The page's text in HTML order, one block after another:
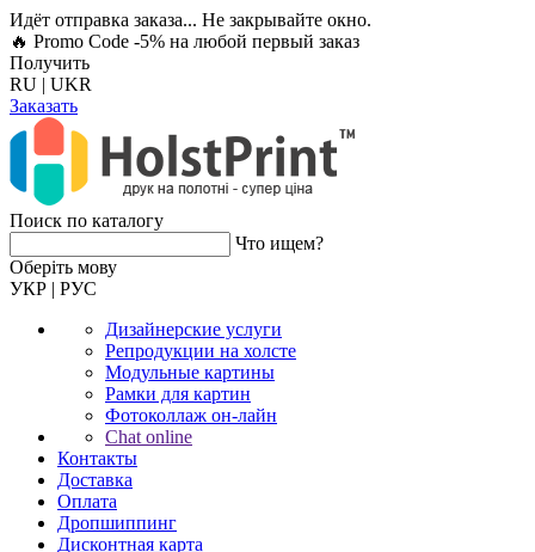
Идёт отправка заказа... Не закрывайте окно.
🔥 Promo Code -5% на любой первый заказ
Получить
RU | UKR
Заказать
Поиск по каталогу
Что ищем?
Оберiть мову
УКР | РУС
Дизайнерские услуги
Репродукции на холсте
Модульные картины
Рамки для картин
Фотоколлаж он-лайн
Chat online
Контакты
Доставка
Оплата
Дропшиппинг
Дисконтная карта